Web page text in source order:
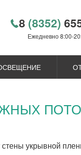
8 (8352)
Ежедневно 8:00-
укрывной